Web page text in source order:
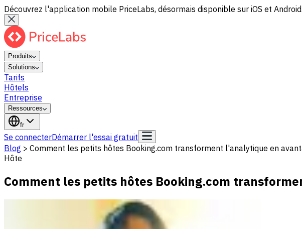
Découvrez l'application mobile PriceLabs, désormais disponible sur iOS et Android.
Produits
Solutions
Tarifs
Hôtels
Entreprise
Ressources
fr
Se connecterDémarrer l'essai gratuit
Blog > Comment les petits hôtes Booking.com transforment l'analytique en
Hôte
Comment les petits hôtes Booking.com